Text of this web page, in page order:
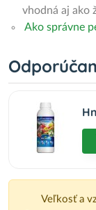
vhodná aj ako
Ako správne
Veľkosť a